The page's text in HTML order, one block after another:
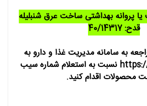
پروانه بهداشتی ساخت عرق شنبلیله
قدح: 40/14317
به سامانه مدیریت غذا و دارو به
آدرس https://fdacrm.ir نسبت به استعلام شماره سیب
محصولات اقدام کنید.